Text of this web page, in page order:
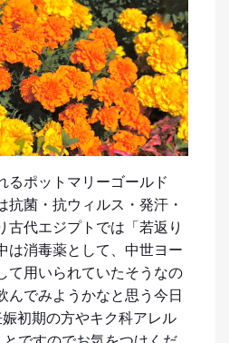
るポットマリーゴールド
抗菌・抗ウィルス・発汗・
古代エジプトでは「若返り
は消毒薬として、中世ヨー
て用いられていたそうなの
んでみようかなと思う今日
初期の方やキク科アレル